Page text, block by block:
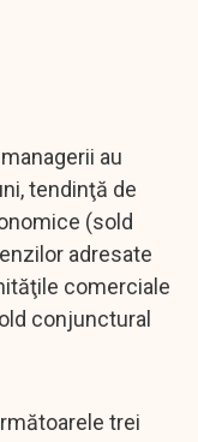
au
tendinţă de
(sold
adresate
comerciale
conjunctural
trei